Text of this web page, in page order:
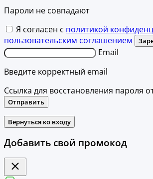
Пароли не совпадают
Я согласен с политикой
пользовательским соглашением
Email
Введите корректный email
Ссылка для восстановления пароля
Отправить
Вернуться ко входу
Добавить свой промокод